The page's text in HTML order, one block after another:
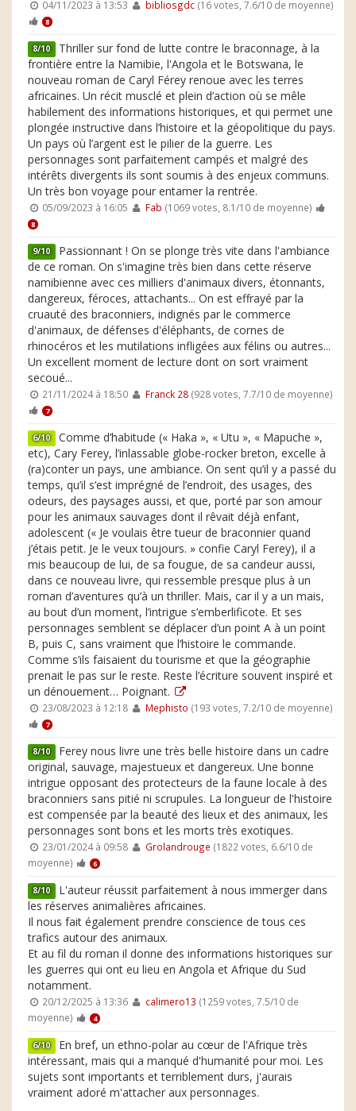
04/11/2023 à 13:53 bibliosgdc(16 votes, 7.6/10 de moyenne)
8
8/10 Thriller sur fond de lutte contre le braconnage, à la
frontière entre la Namibie, l'Angola et le Botswana, le
nouveau roman de Caryl Férey renoue avec les terres
africaines. Un récit musclé et plein d’action où se mêle
habilement des informations historiques, et qui permet une
plongée instructive dans l’histoire et la géopolitique du pays.
Un pays où l’argent est le pilier de la guerre. Les
personnages sont parfaitement campés et malgré des
intérêts divergents ils sont soumis à des enjeux communs.
Un très bon voyage pour entamer la rentrée.
05/09/2023 à 16:05 Fab (1069 votes, 8.1/10 de moyenne)
8
9/10 Passionnant ! On se plonge très vite dans l'ambiance
de ce roman. On s'imagine très bien dans cette réserve
namibienne avec ces milliers d'animaux divers, étonnants,
dangereux, féroces, attachants... On est effrayé par la
cruauté des braconniers, indignés par le commerce
d'animaux, de défenses d'éléphants, de cornes de
rhinocéros et les mutilations infligées aux félins ou autres...
Un excellent moment de lecture dont on sort vraiment
secoué...
21/11/2024 à 18:50 Franck 28(928 votes, 7.7/10 de moyenne)
7
6/10 Comme d’habitude (« Haka », « Utu », « Mapuche »,
etc), Cary Ferey, l’inlassable globe-rocker breton, excelle à
(ra)conter un pays, une ambiance. On sent qu’il y a passé du
temps, qu’il s’est imprégné de l’endroit, des usages, des
odeurs, des paysages aussi, et que, porté par son amour
pour les animaux sauvages dont il rêvait déjà enfant,
adolescent (« Je voulais être tueur de braconnier quand
j’étais petit. Je le veux toujours. » confie Caryl Ferey), il a
mis beaucoup de lui, de sa fougue, de sa candeur aussi,
dans ce nouveau livre, qui ressemble presque plus à un
roman d’aventures qu’à un thriller. Mais, car il y a un mais,
au bout d’un moment, l’intrigue s’emberlificote. Et ses
personnages semblent se déplacer d’un point A à un point
B, puis C, sans vraiment que l’histoire le commande.
Comme s’ils faisaient du tourisme et que la géographie
prenait le pas sur le reste. Reste l’écriture souvent inspiré et
un dénouement… Poignant.
23/08/2023 à 12:18 Mephisto (193 votes, 7.2/10 de moyenne)
7
8/10 Ferey nous livre une très belle histoire dans un cadre
original, sauvage, majestueux et dangereux. Une bonne
intrigue opposant des protecteurs de la faune locale à des
braconniers sans pitié ni scrupules. La longueur de l'histoire
est compensée par la beauté des lieux et des animaux, les
personnages sont bons et les morts très exotiques.
23/01/2024 à 09:58 Grolandrouge (1822 votes, 6.6/10 de
moyenne)
6
8/10 L'auteur réussit parfaitement à nous immerger dans
les réserves animalières africaines.
Il nous fait également prendre conscience de tous ces
trafics autour des animaux.
Et au fil du roman il donne des informations historiques sur
les guerres qui ont eu lieu en Angola et Afrique du Sud
notamment.
20/12/2025 à 13:36 calimero13 (1259 votes, 7.5/10 de
moyenne)
4
6/10 En bref, un ethno-polar au cœur de l'Afrique très
intéressant, mais qui a manqué d'humanité pour moi. Les
sujets sont importants et terriblement durs, j'aurais
vraiment adoré m'attacher aux personnages.